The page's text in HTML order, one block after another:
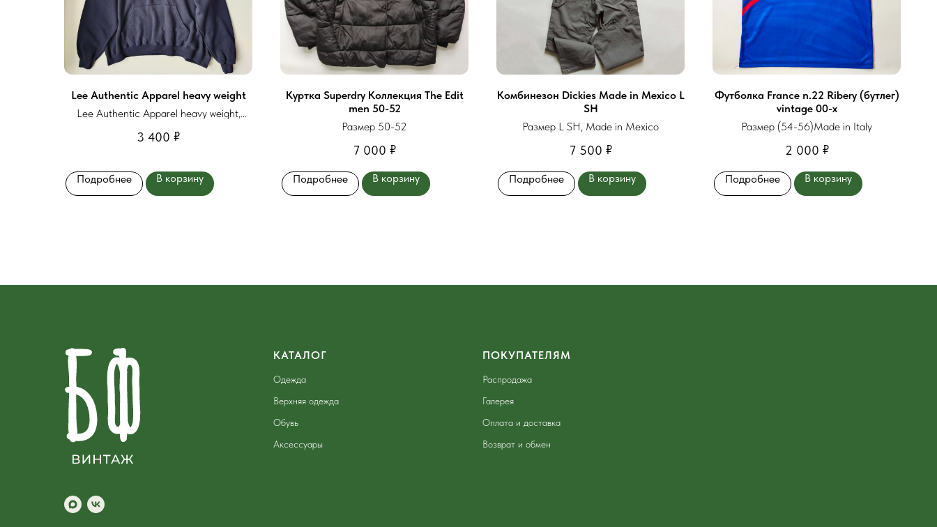
Lee Authentic Apparel heavy weight
Lee Authentic Apparel heavy weight,
3 400 ₽
Подробнее В корзину
Куртка Superdry Коллекция The Edit
men 50-52
Размер 50-52
7 000 ₽
Подробнее В корзину
Комбинезон Dickies Made in Mexico L
SH
Размер L SH, Made in Mexico
7 500 ₽
Подробнее В корзину
Футболка France n.22 Ribery (бутлег)
vintage 00-х
Размер (54-56)Made in Italy
2 000 ₽
Подробнее В корзину
КАТАЛОГ
Одежда
Верхняя одежда
Обувь
Аксессуары
ПОКУПАТЕЛЯМ
Распродажа
Галерея
Оплата и доставка
Возврат и обмен